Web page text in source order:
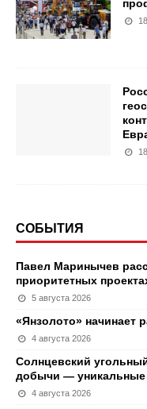
СОБЫТИЯ
Павел Маринычев
приоритетных
5 августа 2026
«Янзолото» начинает
4 августа 2026
Солнцевский
добычи —
4 августа 2026